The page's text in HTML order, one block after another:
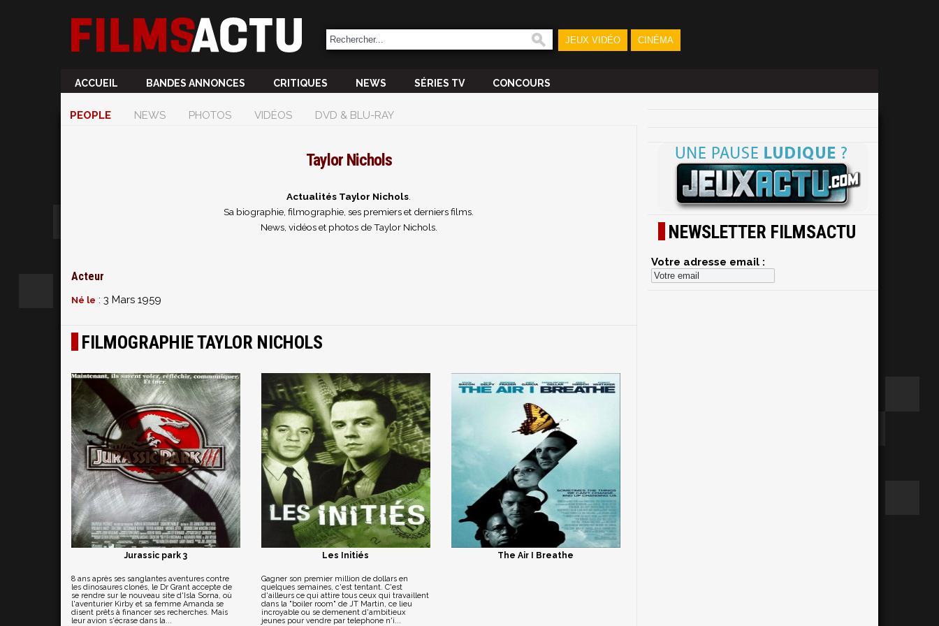
JEUX VIDÉO CINÉMA
ACCUEIL BANDES ANNONCES CRITIQUES NEWS SÉRIES TV CONCOURS
PEOPLE NEWS PHOTOS VIDÉOS DVD & BLU-RAY
Taylor Nichols
Actualités Taylor Nichols
Sa biographie, filmographie, ses premiers et derniers films.
News, vidéos et photos de Taylor Nichols.
Acteur
Né le : 3 Mars 1959
FILMOGRAPHIE TAYLOR NICHOLS
Jurassic park 3
8 ans après ses sanglantes aventures contre
les dinosaures clonés, le Dr Grant accepte de
se rendre sur le nouveau site d'Isla Sorna, où
l'aventurier Kirby et sa femme Amanda se
disent prêts à financer ses recherches. Mais
leur avion s'écrase dans la...
Les Initiés
Gagner son premier million de dollars en
quelques semaines, c'est tentant. C'est
d'ailleurs ce qui attire tous ceux qui travaillent
dans la "boiler room" de JT Martin, ce lieu
incroyable ou se demenent d'ambitieux
jeunes pour vendre par telephone n'i...
The Air I Breathe
NEWSLETTER FILMSACTU
Votre adresse email :